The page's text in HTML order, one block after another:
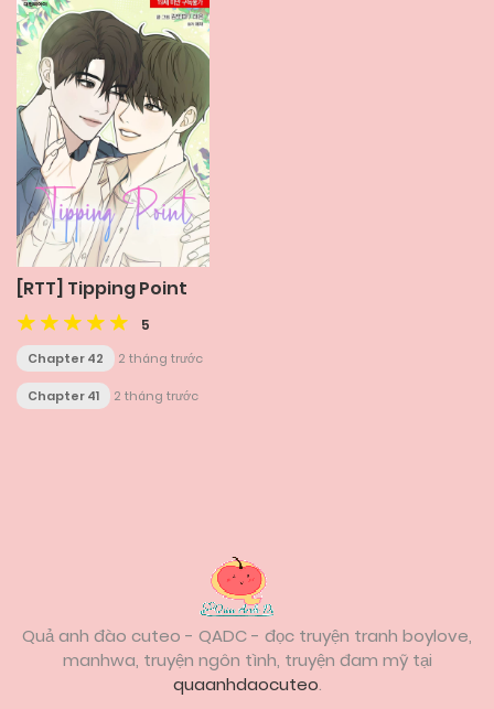
[RTT] Tipping Point
5
Chapter 42 2 tháng trước
Chapter 41 2 tháng trước
Quả anh đào cuteo - QADC - đọc truyện tranh boylove,
manhwa, truyện ngôn tình, truyện đam mỹ tại
quaanhdaocuteo.